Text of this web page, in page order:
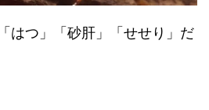
はつ」「砂肝」「せせり」だ